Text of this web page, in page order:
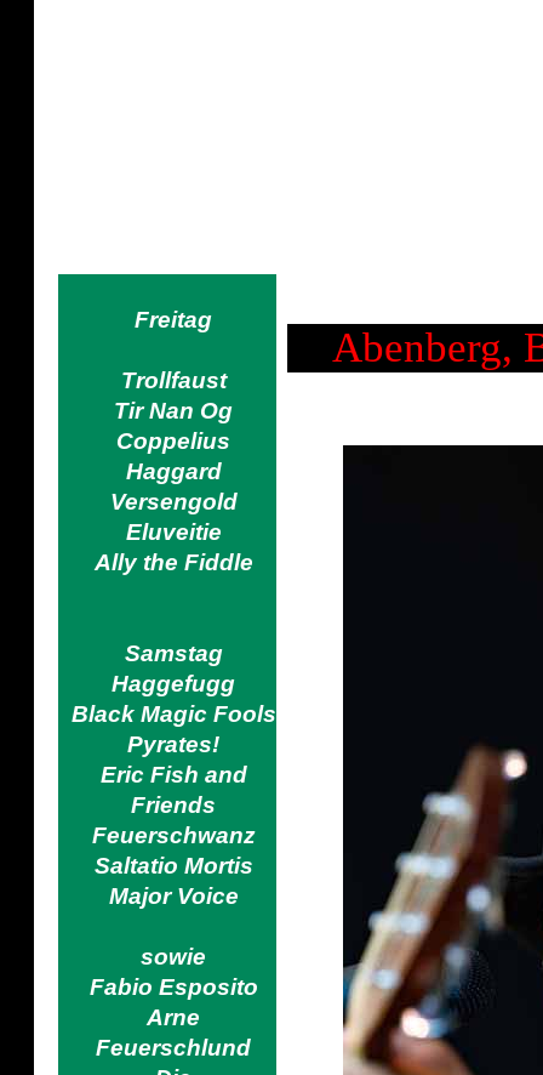
Freitag
Trollfaust
Tir Nan Og
Coppelius
Haggard
Versengold
Eluveitie
Ally the Fiddle
Samstag
Haggefugg
Black Magic Fools
Pyrates!
Eric Fish and
Friends
Feuerschwanz
Saltatio Mortis
Major Voice
sowie
Fabio Esposito
Arne
Feuerschlund
Abenberg,